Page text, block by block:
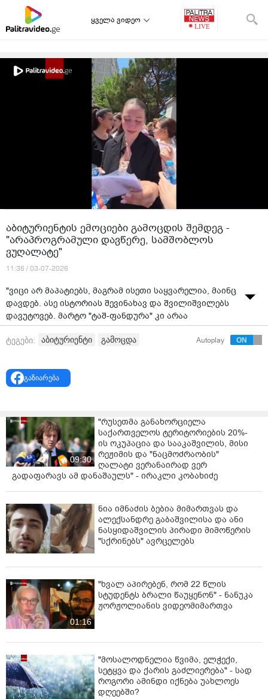
ყველა ვიდეო
აბიტურიენტის ემოციები გამოცდის შემდეგ -
"არაპროგრამული დავწერე, სამშობლოს
ვუღალატე"
11:36 / 03-07-2026
"ვიცი არ მაპატიებს, მაგრამ ისეთი საყვარელია, მაინც
დავდებ. ასე ისტორიას შევინახავ და შვილიშვილებს
დავუტოვებ. მარტო "ტაშ-ფანდურა" კი არაა
"დრამაქვინობაც" გამოსდის.
დაგროვილი ემოცია ვეღარ გააკონტროლა, "ისედაც
მეტირებოდაო". ბედნიერების ცრემლებად ქცეულიყოს
ტეგები: აბიტურიენტი გამოცდა Autoplay
გაზიარება
09:30
"რუსეთმა განახორციელა
საქართველოს ტერიტორიების 20%-
ის ოკუპაცია და სააკაშვილის, მისი
რეჟიმის და "ნაცმოძრაობის"
ღალატი ვერანაირად ვერ
გადაფარავს ამ დანაშაულს" - ირაკლი კობახიძე
ნია იმნაძის ბებია მიმართვას და
ალექსანდრე გაბაშვილისა და ანი
ნასყიდაშვილის პირადი მიმოწერის
"სქრინებს" ავრცელებს
01:16
"ხვალ აპირებენ, რომ 22 წლის
სტუდენტს ბრალი წაუყენონ" - ნანუკა
ჟორჟოლიანის ვიდეომიმართვა
"მოსალოდნელია წვიმა, ელჭექი,
სეტყვა და ქარის გაძლიერება" - სად
როგორი ამინდი იქნება უახლოეს
დღეებში?